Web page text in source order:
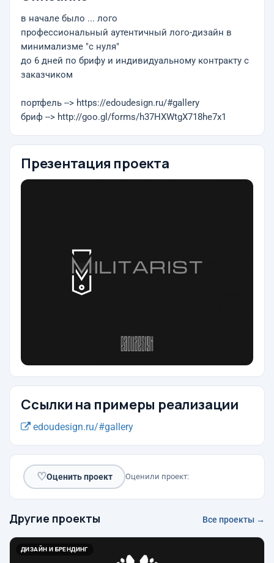
в начале было ... лого
профессиональный аутентичный лого-дизайн в
минимализме "с нуля"
до 6 дней по брифу и индивидуальному контракту с
заказчиком
портфель --> https://edoudesign.ru/#gallery
бриф --> http://goo.gl/forms/h37HXWtgX718he7x1
Презентация проекта
Ссылки на примеры реализации
edoudesign.ru/#gallery
♡Оценить проект Оценили проект:
Другие проекты Все проекты →
ДИЗАЙН И БРЕНДИНГ